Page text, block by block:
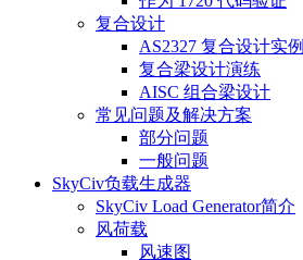
复合设计
AS2327 复合设计实例
复合梁设计演练
AISC 组合梁设计
常见问题及解决方案
部分问题
一般问题
SkyCiv负载生成器
SkyCiv Load Generator简介
风荷载
风速图